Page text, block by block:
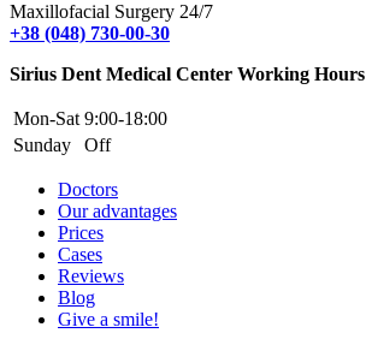
Maxillofacial Surgery 24/7
+38 (048) 730-00-30
Sirius Dent Medical Center Working Hours
Mon-Sat 9:00-18:00
Sunday
Off
Doctors
Our advantages
Prices
Cases
Reviews
Blog
Give a smile!